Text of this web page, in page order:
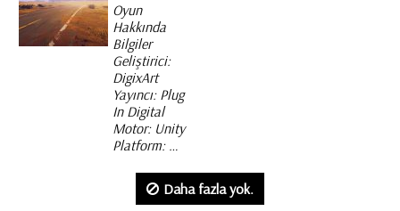
Oyun
Hakkında
Bilgiler
Geliştirici:
DigixArt
Yayıncı: Plug
In Digital
Motor: Unity
Platform: …
Daha fazla yok.